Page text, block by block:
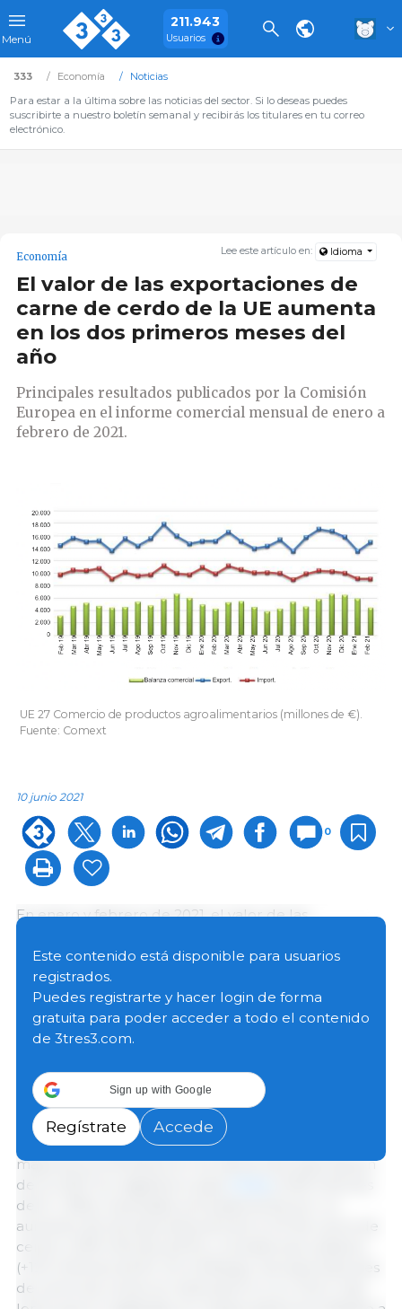
Menú
211.943
Usuarios
333 Economía
Noticias
Para estar a la última sobre las noticias del sector. Si lo deseas puedes
suscribirte a nuestro boletín semanal y recibirás los titulares en tu correo
electrónico.
Lee este artículo en: Idioma
Economía
El valor de las exportaciones de
carne de cerdo de la UE aumenta
en los dos primeros meses del
año
Principales resultados publicados por la Comisión
Europea en el informe comercial mensual de enero a
febrero de 2021.
UE 27 Comercio de productos agroalimentarios (millones de €).
Fuente: Comext
10 junio 2021
0
En enero y febrero de 2021, el valor de las
28.500 millones de € (-6% en comparación con el
mismo período de 2020), mientras que el valor de
las importaciones cayó un 12,5% hasta alcanzar los
18.200 millones de €. El superávit comercial
agroalimentario de los dos primeros meses de 2021
comparación con el período correspondiente en
2020).
Para el período de enero a febrero de 2021, los
mayores incrementos en los valores de exportación
de la UE27 se registraron para
de €, +22%), impulsado principalmente por un
aumento de las exportaciones de la UE de carne de
cerdo (+239 millones de €) y cereales secundarios
(+124 millones de €). Sin embargo, las exportaciones
de carne de cerdo se mantuvieron a un ritmo más
Este contenido está disponible para usuarios
registrados.
Puedes registrarte y hacer login de forma
gratuita para poder acceder a todo el contenido
de 3tres3.com.
Sign up with Google
Regístrate Accede